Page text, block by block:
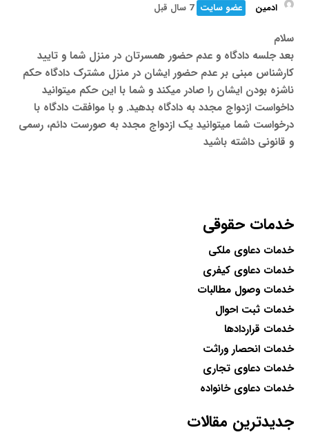
ادمین عضو سایت 7 سال قبل
سلام
بعد جلسه دادگاه و عدم حضور همسرتان در منزل شما و تایید
کارشناس مبنی بر عدم حضور ایشان در منزل مشترک دادگاه حکم
ناشزه بودن ایشان را صادر میکند و شما با این حکم میتوانید
داخواست ازدواج مجدد به دادگاه بدهید. و با موافقت دادگاه با
درخواست شما میتوانید یک ازدواج مجدد به صورست دائم، رسمی
و قانونی داشته باشید
خدمات حقوقی
خدمات دعاوی ملکی
خدمات دعاوی کیفری
خدمات وصول مطالبات
خدمات ثبت احوال
خدمات قراردادها
خدمات انحصار وراثت
خدمات دعاوی تجاری
خدمات دعاوی خانواده
جدیدترین مقالات